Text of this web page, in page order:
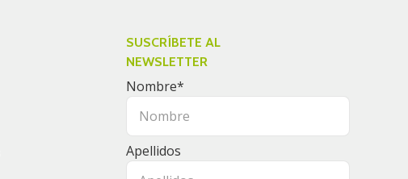
SUSCRÍBETE AL
NEWSLETTER
Nombre*
Apellidos